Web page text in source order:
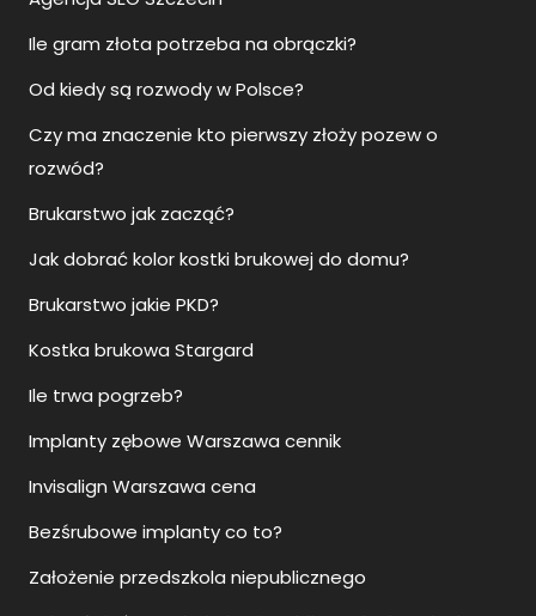
Ile gram złota potrzeba na obrączki?
Od kiedy są rozwody w Polsce?
Czy ma znaczenie kto pierwszy złoży pozew o
rozwód?
Brukarstwo jak zacząć?
Jak dobrać kolor kostki brukowej do domu?
Brukarstwo jakie PKD?
Kostka brukowa Stargard
Ile trwa pogrzeb?
Implanty zębowe Warszawa cennik
Invisalign Warszawa cena
Bezśrubowe implanty co to?
Założenie przedszkola niepublicznego